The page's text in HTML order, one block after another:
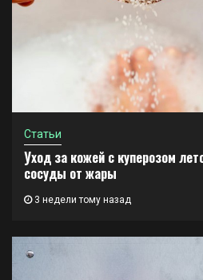
Статьи
Уход за кожей с куперозом
сосуды от жары
3 недели тому назад